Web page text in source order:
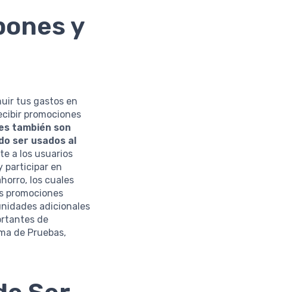
y
tus gastos en
promociones
también son
ser usados al
a los usuarios
participar en
los cuales
promociones
adicionales
de
de Pruebas,